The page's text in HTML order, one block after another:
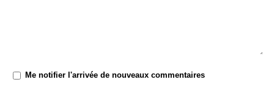
Me notifier l'arrivée de nouveaux commentaires